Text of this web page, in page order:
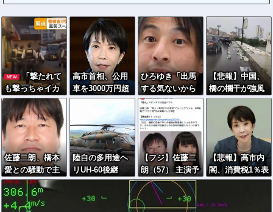
NEW
「撃たれて
も撃っちゃイカ
ン」警視庁OBが
明かす拳銃使用
の葛藤…河内長
野「2発で射殺」
なぜ起きた？！
高市首相、公用
車を3000万円超
の新型センチュ
リーSUVに変更
ｗｗｗｗｗｗｗ
ひろゆき「出馬
する気ないから
話さなかった」
妻「それでも不
誠実だろ」→離
婚協議へｗｗｗ
ｗｗ
【悲報】中国、
橋の欄干が強風
一発で粉々に
鉄筋ゼロ 当局
「接着剤でくっ
つけただけ」
「正常で、品質
問題はない」
佐藤二朗、橋本
愛との騒動で主
演映画が完全白
紙へｗｗｗｗｗ
陸自の多用途ヘ
リUH-60後継
は、三菱・シコ
ルスキー共同開
【フジ】佐藤二
朗（57） 主演予
定だった映画
『踊る大捜査
線』スピンオフ
【悲報】高市内
閣、消費税1％表
明でも支持率下
割れ